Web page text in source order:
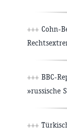
+++ Cohn-
+++ BBC-
»russische
+++